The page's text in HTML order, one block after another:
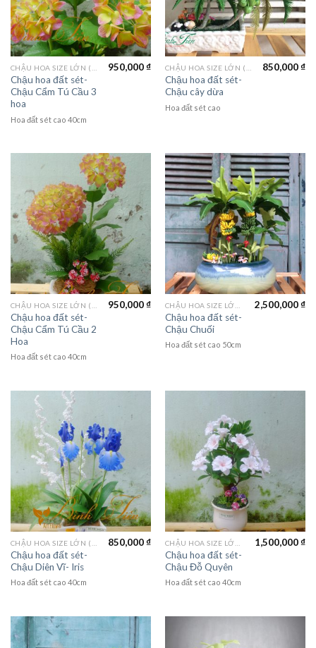
CHẬU HOA SIZE LỚN (LAGER FLOWER)
Chậu hoa đất sét-
Chậu Cẩm Tú Cầu 3
hoa
950,000₫
Hoa đất sét cao 40cm
CHẬU HOA SIZE LỚN (LAGER FLOWER)
Chậu hoa đất sét-
Chậu cây dừa
850,000₫
Hoa đất sét cao
Chậu hoa đất sét-
Chậu Cẩm Tú Cầu 2
Hoa
950,000₫
Hoa đất sét cao 40cm
Chậu hoa đất sét-
Chậu Chuối
2,500,000₫
Hoa đất sét cao 50cm
Chậu hoa đất sét-
Chậu Diên Vĩ- Iris
850,000₫
Hoa đất sét cao 40cm
Chậu hoa đất sét-
Chậu Đỗ Quyên
1,500,000₫
Hoa đất sét cao 40cm